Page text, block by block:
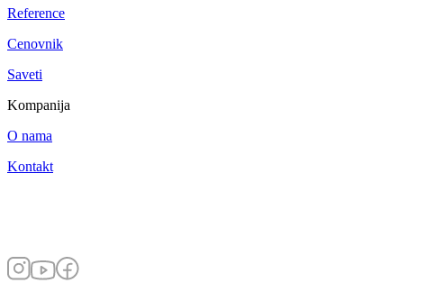
Reference
Cenovnik
Saveti
Kompanija
O nama
Kontakt